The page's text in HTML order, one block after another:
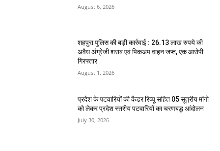
August 6, 2026
शहपुरा पुलिस की बड़ी कार्रवाई : 26.13 लाख रुपये की
अवैध अंग्रेजी शराब एवं पिकअप वाहन जप्त, एक आरोपी
गिरफ्तार
August 1, 2026
प्रदेश के पटवारियों की कैडर रिव्यू सहित 05 सूत्रीय मांगो
को लेकर प्रदेश स्तरीय पटवारियों का चरणबद्ध आंदोलन
July 30, 2026